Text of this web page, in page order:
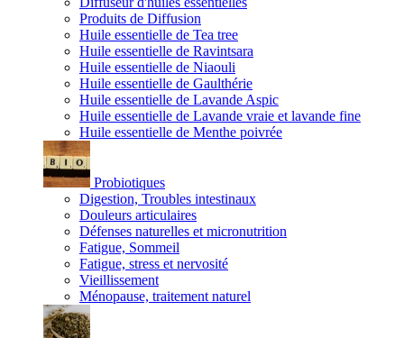
Produits de Diffusion
Huile essentielle de Tea tree
Huile essentielle de Ravintsara
Huile essentielle de Niaouli
Huile essentielle de Gaulthérie
Huile essentielle de Lavande Aspic
Huile essentielle de Lavande vraie et lavande fine
Huile essentielle de Menthe poivrée
Probiotiques
Digestion, Troubles intestinaux
Douleurs articulaires
Défenses naturelles et micronutrition
Fatigue, Sommeil
Fatigue, stress et nervosité
Vieillissement
Ménopause, traitement naturel